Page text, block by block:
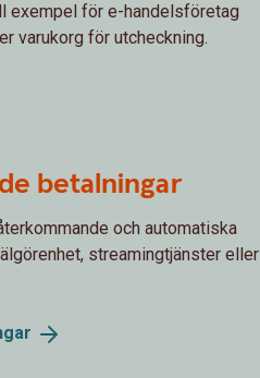
exempel för e-handelsföretag
varukorg för utcheckning.
betalningar
och automatiska
streamingtjänster eller